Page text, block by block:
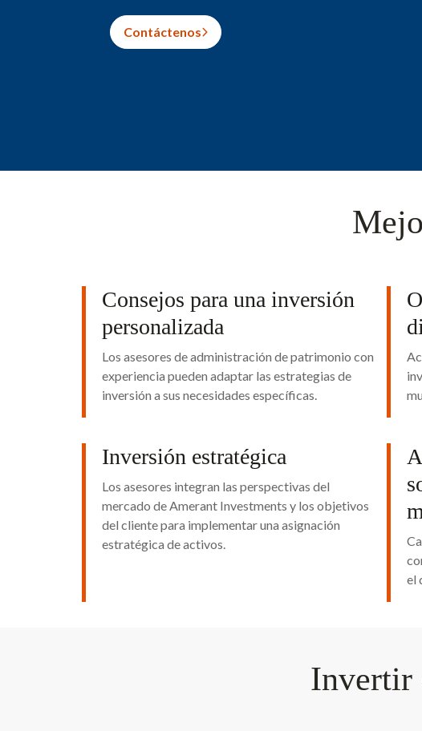
Contáctenos
Consejos para una inversión
personalizada
Los asesores de administración de patrimonio con
experiencia pueden adaptar las estrategias de
inversión a sus necesidades específicas.
Inversión estratégica
Los asesores integran las perspectivas del
mercado de Amerant Investments y los objetivos
del cliente para implementar una asignación
estratégica de activos.
el
Invertir